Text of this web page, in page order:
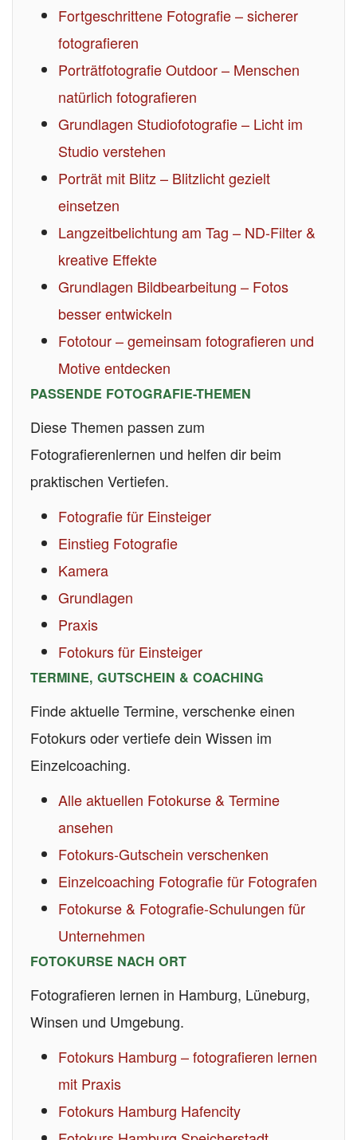
Fortgeschrittene Fotografie – sicherer
fotografieren
Porträtfotografie Outdoor – Menschen
natürlich fotografieren
Grundlagen Studiofotografie – Licht im
Studio verstehen
Porträt mit Blitz – Blitzlicht gezielt
einsetzen
Langzeitbelichtung am Tag – ND-Filter &
kreative Effekte
Grundlagen Bildbearbeitung – Fotos
besser entwickeln
Fototour – gemeinsam fotografieren und
Motive entdecken
PASSENDE FOTOGRAFIE-THEMEN
Diese Themen passen zum
Fotografierenlernen und helfen dir beim
praktischen Vertiefen.
Fotografie für Einsteiger
Einstieg Fotografie
Kamera
Grundlagen
Praxis
Fotokurs für Einsteiger
TERMINE, GUTSCHEIN & COACHING
Finde aktuelle Termine, verschenke einen
Fotokurs oder vertiefe dein Wissen im
Einzelcoaching.
Alle aktuellen Fotokurse & Termine
ansehen
Fotokurs-Gutschein verschenken
Einzelcoaching Fotografie für Fotografen
Fotokurse & Fotografie-Schulungen für
Unternehmen
FOTOKURSE NACH ORT
Fotografieren lernen in Hamburg, Lüneburg,
Winsen und Umgebung.
Fotokurs Hamburg – fotografieren lernen
mit Praxis
Fotokurs Hamburg Hafencity